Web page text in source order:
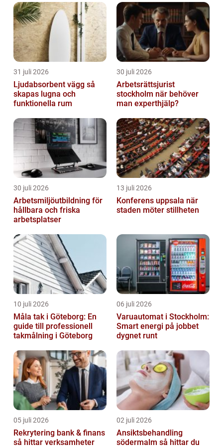
31 juli 2026
Ljudabsorbent vägg så
skapas lugna och
funktionella rum
30 juli 2026
Arbetsrättsjurist
stockholm när behöver
man experthjälp?
30 juli 2026
Arbetsmiljöutbildning för
hållbara och friska
arbetsplatser
13 juli 2026
Konferens uppsala när
staden möter stillheten
10 juli 2026
Måla tak i Göteborg: En
guide till professionell
takmålning i Göteborg
06 juli 2026
Varuautomat i Stockholm:
Smart energi på jobbet
dygnet runt
05 juli 2026
Rekrytering bank & finans
så hittar verksamheter
02 juli 2026
Ansiktsbehandling
södermalm så hittar du